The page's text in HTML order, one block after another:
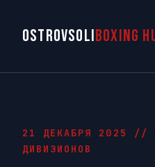
OSTROVSOLIBOXING
21 ДЕКАБРЯ 2025 //
ДИВИЗИОНОВ